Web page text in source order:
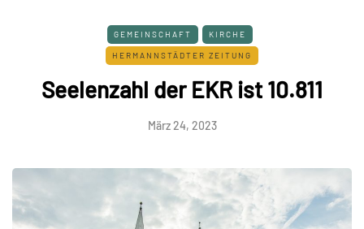
GEMEINSCHAFT KIRCHE
HERMANNSTÄDTER ZEITUNG
Seelenzahl der EKR ist 10.811
März 24, 2023